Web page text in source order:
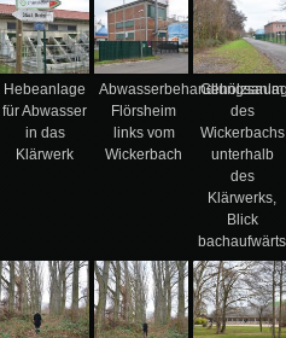
Hebeanlage
für Abwasser
in das
Klärwerk
Flörsheim
links vom
Wickerbach
Gehölzsaum
des
Wickerbachs
unterhalb
des
Klärwerks,
Blick
bachaufwärts